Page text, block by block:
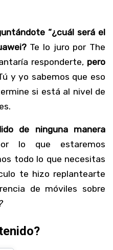
“¿cuál será el
Te lo juro por The
responderte, pero
y yo sabemos que eso
si está al nivel de
de ninguna manera
lo que estaremos
todo lo que necesitas
te hizo replantearte
de móviles sobre